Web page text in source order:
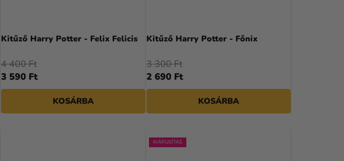
Kitűző Harry Potter - Felix Felicis
3 590 Ft
4 400 Ft
KOSÁRBA
Kitűző Harry Potter - Főnix
2 690 Ft
3 300 Ft
KOSÁRBA
KIÁRUSÍTÁS